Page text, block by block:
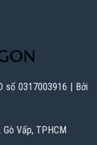
số 0317003916 | Bởi
Vấp, TPHCM